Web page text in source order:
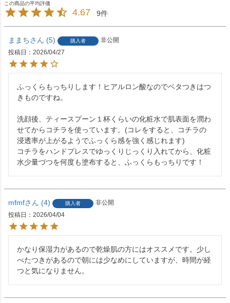
4.67 9
ままち 5 購入者
非公開
投稿日
2026/04/27
ふっくらもっちりします！ヒアルロン酸なのでベタつきはつ
きものですね。
洗顔後、ティースプーン１杯くらいの化粧水で肌表面を潤わ
せてからコチラを使っています。(コレをすると、コチラの
浸透率が上がるようでふっくら感を強く感じれます)
コチラをハンドプレスでゆっくりじっくり入れてから、化粧
mfmf 4 購入者
非公開
投稿日
2026/04/04
かなり保湿力があるので乾燥肌の方にはオススメです。少し
べたつきがあるので朝には少なめにしていますが、時間が経
つと気になりません。